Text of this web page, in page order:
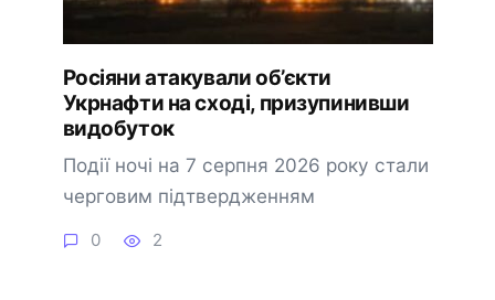
Росіяни атакували об’єкти
Укрнафти на сході, призупинивши
видобуток
Події ночі на 7 серпня 2026 року стали
черговим підтвердженням
0 2